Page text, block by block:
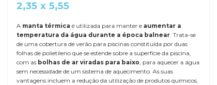
2,35 x 5,55
A manta térmica é utilizada para manter e aumentar a
temperatura da água durante a época balnear. Trata-se
de uma cobertura de verão para piscinas constituída por duas
folhas de polietileno que se estende sobre a superfície da piscina,
com as bolhas de ar viradas para baixo, para aquecer a água
sem necessidade de um sistema de aquecimento. As suas
vantagens incluem a redução da utilização de produtos químicos,